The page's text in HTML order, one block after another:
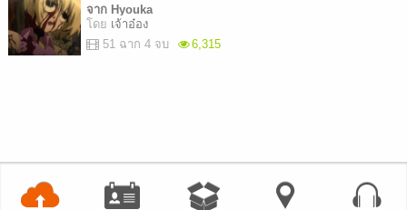
จาก Hyouka
โดย เจ้าอ๋อง
51 ฉาก 4 จบ
6,315